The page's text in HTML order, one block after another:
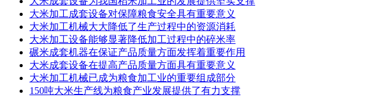
大米加工成套设备对保障粮食安全具有重要意义
大米加工机械大大降低了生产过程中的资源消耗
大米加工设备能够显著降低加工过程中的碎米率
碾米成套机器在保证产品质量方面发挥着重要作用
大米成套设备在提高产品质量方面具有重要意义
大米加工机械已成为粮食加工业的重要组成部分
150吨大米生产线为粮食产业发展提供了有力支撑